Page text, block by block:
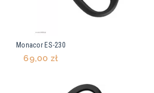
Monacor ES-230
69,00 zł